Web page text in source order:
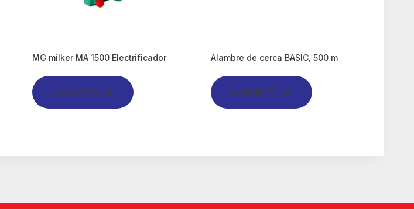
MG milker MA 1500 Electrificador
Leer más
Alambre de cerca BASIC, 500 m
Leer más